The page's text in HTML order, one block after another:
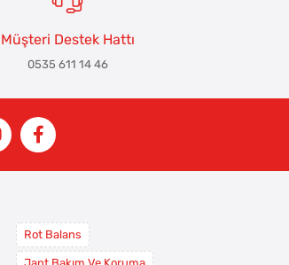
Müşteri Destek Hattı
0535 611 14 46
Rot Balans